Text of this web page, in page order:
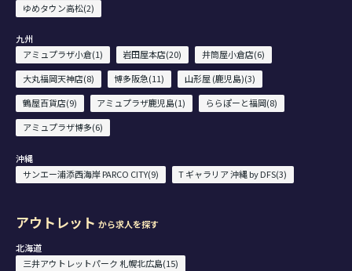
ゆめタウン高松(2)
九州
アミュプラザ小倉(1)
岩田屋本店(20)
井筒屋小倉店(6)
大丸福岡天神店(8)
博多阪急(11)
山形屋 (鹿児島)(3)
鶴屋百貨店(9)
アミュプラザ鹿児島(1)
ららぽーと福岡(8)
アミュプラザ博多(6)
沖縄
サンエー浦添西海岸 PARCO CITY(9)
T ギャラリア 沖縄 by DFS(3)
アウトレット から求人を探す
北海道
三井アウトレットパーク 札幌北広島(15)